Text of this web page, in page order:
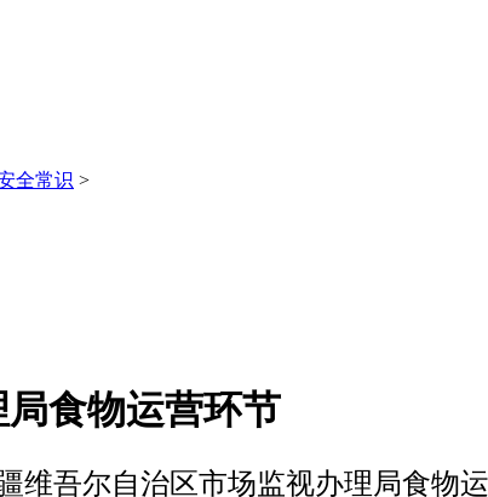
全常识 >
食物运营环节
维吾尔自治区市场监视办理局食物